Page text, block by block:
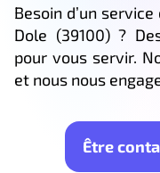
Besoin d’un
Dole (39100) ?
pour vous servir.
et nous nous
Être